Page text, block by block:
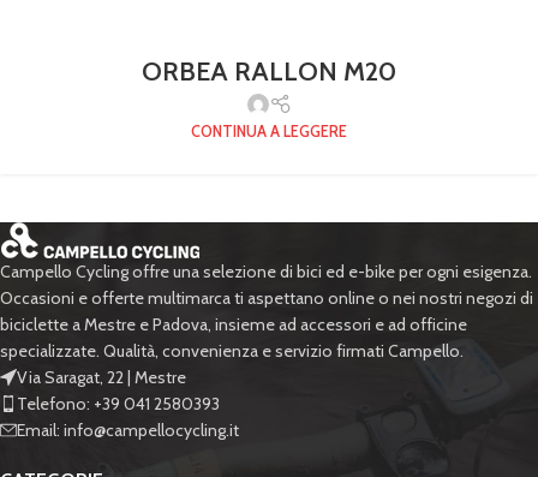
ORBEA RALLON M20
CONTINUA A LEGGERE
Campello Cycling offre una selezione di bici ed e-bike per ogni esigenza.
Occasioni e offerte multimarca ti aspettano online o nei nostri negozi di
biciclette a Mestre e Padova, insieme ad accessori e ad officine
specializzate. Qualità, convenienza e servizio firmati Campello.
Via Saragat, 22 | Mestre
Telefono: +39 041 2580393
Email: info@campellocycling.it